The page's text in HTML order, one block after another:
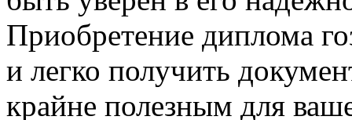
Приобретение диплома
и легко получить
крайне полезным для